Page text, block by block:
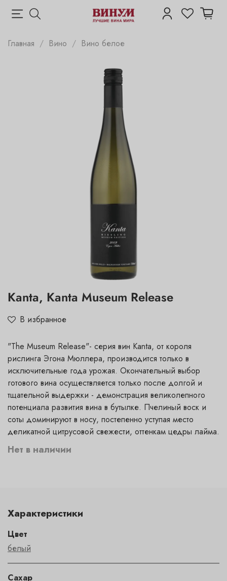
Главная Вино Вино белое
Kanta, Kanta Museum Release
В избранное
Нет в наличии
"The Museum Release"- серия вин Kanta, от короля
рислинга Эгона Мюллера, производится только в
исключительные года урожая. Окончательный выбор
готового вина осуществляется только после долгой и
тщательной выдержки - демонстрация великолепного
потенциала развития вина в бутылке. Пчелиный воск и
соты доминируют в носу, постепенно уступая место
деликатной цитрусовой свежести, оттенкам цедры лайма.
Характеристики
Цвет
белый
Сахар